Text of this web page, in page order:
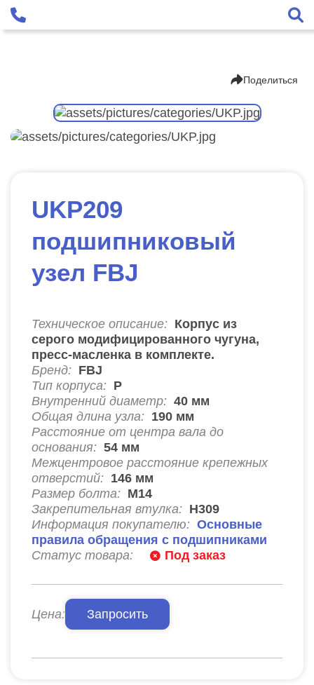
Поделиться
UKP209
подшипниковый
узел FBJ
Техническое описание: Корпус из
серого модифицированного чугуна,
пресс-масленка в комплекте.
Бренд: FBJ
Тип корпуса: P
Внутренний диаметр: 40 мм
Общая длина узла: 190 мм
Расстояние от центра вала до
основания: 54 мм
Межцентровое расстояние крепежных
отверстий: 146 мм
Размер болта: М14
Закрепительная втулка: H309
Информация покупателю: Основные
правила обращения с подшипниками
Статус товара:
Под заказ
Цена: Запросить